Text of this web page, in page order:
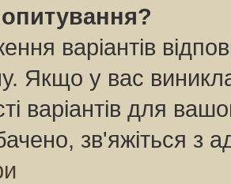
варіантів
Якщо у вас виникла
варіантів для
зв'яжіться з